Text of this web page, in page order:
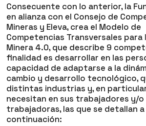
Consecuente con lo anterior, la
en alianza con el Consejo de
Mineras y Eleva, crea el Modelo de
Competencias Transversales para
Minera 4.0, que describe 9
finalidad es desarrollar en las
capacidad de adaptarse a la
cambio y desarrollo tecnológico,
distintas industrias y, en
necesitan en sus trabajadores y/o
trabajadoras, las que se detallan a
continuación: